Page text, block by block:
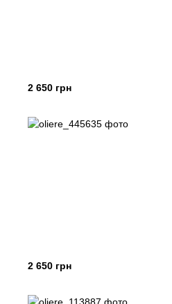
2 650 грн
2 650 грн